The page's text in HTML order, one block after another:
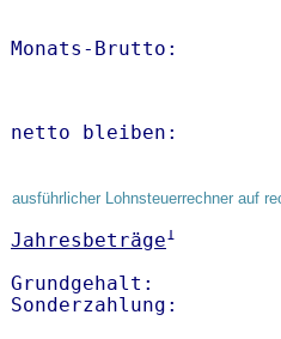
Monats-
netto bleiben:
ausführlicher Lohnsteuerrechner auf
Jahresbeträge1
Grundgehalt: